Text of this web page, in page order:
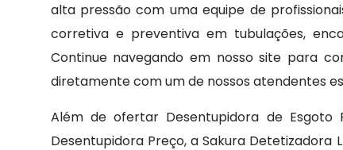
alta pressão com uma equipe de
corretiva e preventiva em tubulações,
Continue navegando em nosso site para
diretamente com um de nossos atendentes
Além de ofertar Desentupidora de Esgoto
Desentupidora Preço, a Sakura